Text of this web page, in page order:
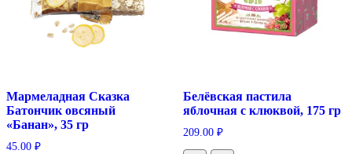
Мармеладная Сказка
Батончик овсяный
«Банан», 35 гр
45.00 ₽
Белёвская пастила
яблочная с клюквой, 175 гр
209.00 ₽